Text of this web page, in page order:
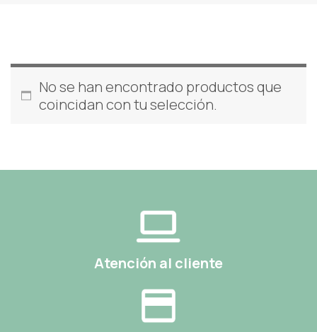
No se han encontrado productos que
coincidan con tu selección.
Atención al cliente